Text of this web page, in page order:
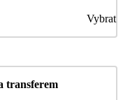
Vybrat
transferem